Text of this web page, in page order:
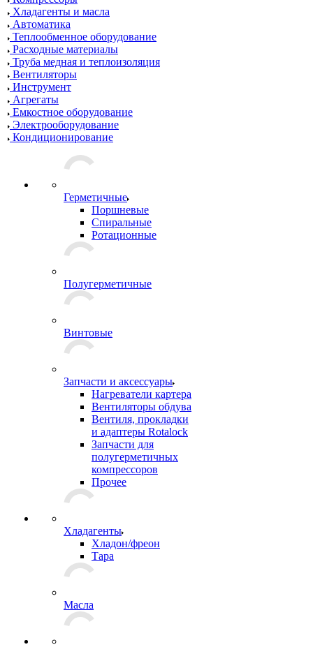
Хладагенты и масла
Автоматика
Теплообменное оборудование
Расходные материалы
Труба медная и теплоизоляция
Вентиляторы
Инструмент
Агрегаты
Емкостное оборудование
Электрооборудование
Кондиционирование
Герметичные
Поршневые
Спиральные
Ротационные
Полугерметичные
Винтовые
Запчасти и аксессуары
Нагреватели картера
Вентиляторы обдува
Вентиля, прокладки
и адаптеры Rotalock
Запчасти для
полугерметичных
компрессоров
Прочее
Хладагенты
Хладон/фреон
Тара
Масла